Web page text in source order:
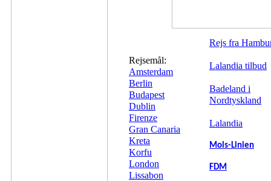
Rejsemål:
Amsterdam
Berlin
Budapest
Dublin
Firenze
Gran Canaria
Kreta
Korfu
London
Lissabon
Rejs fra
Lalandia tilbud
Badeland i
Nordtyskland
Lalandia
Mols-Linien
FDM